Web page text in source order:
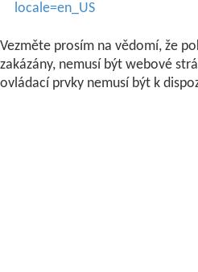
locale=en_US
Vezměte prosím na vědomí, že
zakázány, nemusí být webové
ovládací prvky nemusí být k